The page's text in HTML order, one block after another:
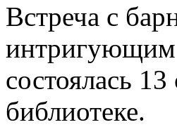
Встреча с
интригующим
состоялась
библиотеке.